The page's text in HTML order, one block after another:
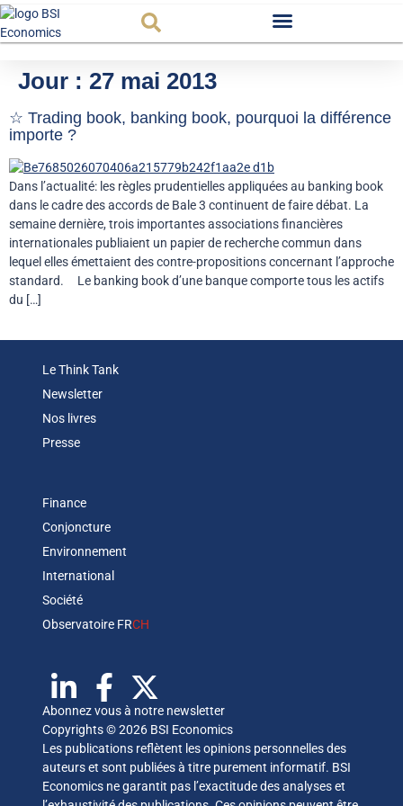
Jour : 27 mai 2013
☆ Trading book, banking book, pourquoi la différence
importe ?
Dans l’actualité: les règles prudentielles appliquées au banking book
dans le cadre des accords de Bale 3 continuent de faire débat. La
semaine dernière, trois importantes associations financières
internationales publiaient un papier de recherche commun dans
lequel elles émettaient des contre-propositions concernant l’approche
standard. Le banking book d’une banque comporte tous les actifs
du […]
Le Think Tank
Newsletter
Nos livres
Presse
Finance
Conjoncture
Environnement
International
Société
Observatoire FRCH
Abonnez vous à notre newsletter
Copyrights © 2026 BSI Economics
Les publications reflètent les opinions personnelles des
auteurs et sont publiées à titre purement informatif. BSI
Economics ne garantit pas l’exactitude des analyses et